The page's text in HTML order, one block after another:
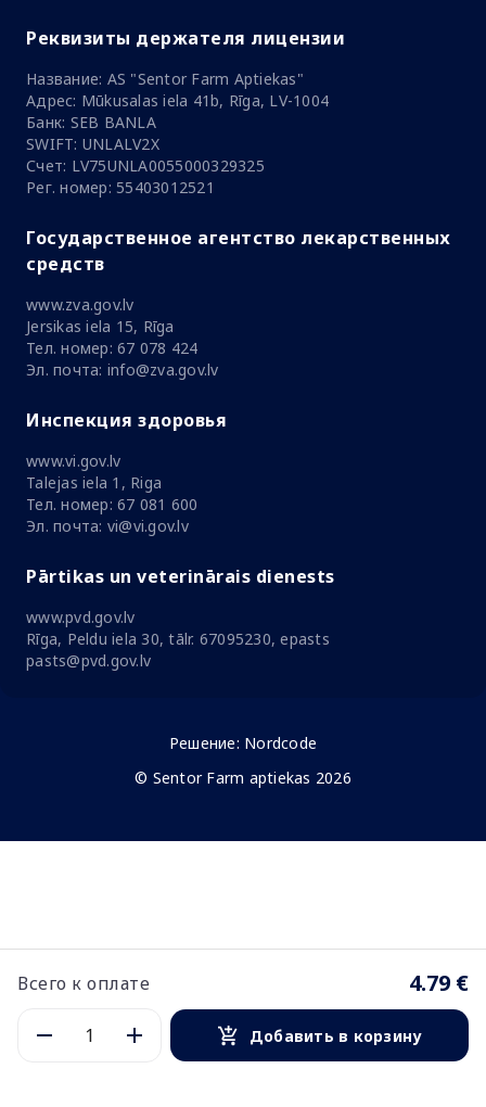
Всего к оплате 4.79 €
Добавить в корзину
Реквизиты держателя лицензии
Название: AS "Sentor Farm Aptiekas"
Адрес: Mūkusalas iela 41b, Rīga, LV-1004
Банк: SEB BANLA
SWIFT: UNLALV2X
Счет: LV75UNLA0055000329325
Рег. номер: 55403012521
Государственное агентство лекарственных
средств
www.zva.gov.lv
Jersikas iela 15, Rīga
Тел. номер: 67 078 424
Эл. почта: info@zva.gov.lv
Инспекция здоровья
www.vi.gov.lv
Talejas iela 1, Riga
Тел. номер: 67 081 600
Эл. почта: vi@vi.gov.lv
Pārtikas un veterinārais dienests
www.pvd.gov.lv
Rīga, Peldu iela 30, tālr. 67095230, epasts
pasts@pvd.gov.lv
Решение: Nordcode
© Sentor Farm aptiekas 2026